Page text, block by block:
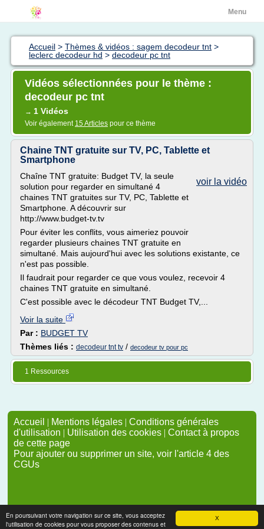
X
En poursuivant votre navigation sur ce site, vous acceptez
l'utilisation de cookies pour vous proposer des contenus et
Menu
Accueil > Thèmes & vidéos : sagem decodeur tnt >
leclerc decodeur hd > decodeur pc tnt
Vidéos sélectionnées pour le thème :
decodeur pc tnt
→ 1 Vidéos
Voir également 15 Articles pour ce thème
Chaine TNT gratuite sur TV, PC, Tablette et
Smartphone
voir la vidéo
Chaîne TNT gratuite: Budget TV, la seule
solution pour regarder en simultané 4
chaines TNT gratuites sur TV, PC, Tablette et
Smartphone. A découvrir sur
http://www.budget-tv.tv
Pour éviter les conflits, vous aimeriez pouvoir
regarder plusieurs chaines TNT gratuite en
simultané. Mais aujourd'hui avec les solutions existante, ce
n'est pas possible.
Il faudrait pour regarder ce que vous voulez, recevoir 4
chaines TNT gratuite en simultané.
C'est possible avec le décodeur TNT Budget TV,...
Voir la suite
Par : BUDGET TV
Thèmes liés : decodeur tnt tv / decodeur tv pour pc
1 Ressources
Accueil | Mentions légales | Conditions générales
d'utilisation | Utilisation des cookies | Contact à propos
de cette page
Pour ajouter ou supprimer un site, voir l'article 4 des
CGUs